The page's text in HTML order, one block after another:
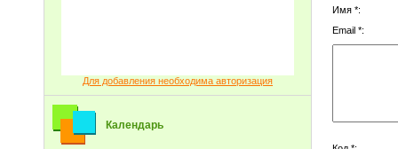
Для добавления необходима авторизация
Календарь
Имя *:
Email *: